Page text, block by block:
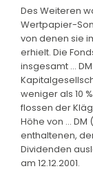
Des Weiteren
Wertpapier-
von denen sie
erhielt. Die
insgesamt ...
weniger als 10
flossen der
Höhe von ...
enthaltenen,
Dividenden
am 12.12.2001.